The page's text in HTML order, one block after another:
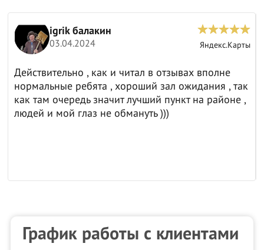
igrik балакин
03.04.2024 Яндекс.Карты
Действительно , как и читал в отзывах вполне
нормальные ребята , хороший зал ожидания , так
как там очередь значит лучший пункт на районе ,
людей и мой глаз не обмануть )))
График работы с клиентами